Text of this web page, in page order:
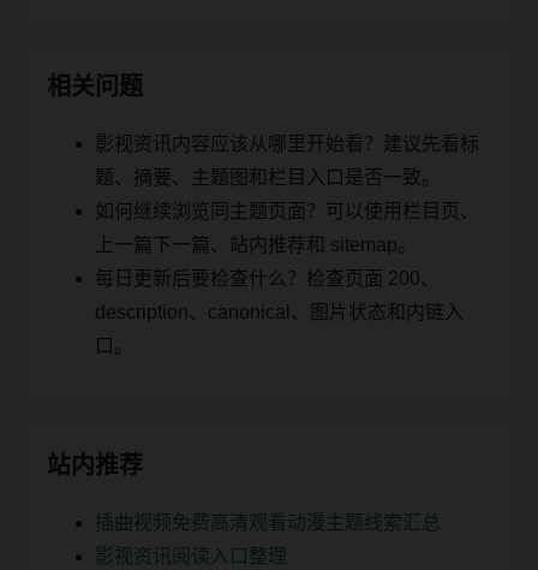
相关问题
影视资讯内容应该从哪里开始看？建议先看标
题、摘要、主题图和栏目入口是否一致。
如何继续浏览同主题页面？可以使用栏目页、
上一篇下一篇、站内推荐和 sitemap。
每日更新后要检查什么？检查页面 200、
description、canonical、图片状态和内链入
口。
站内推荐
插曲视频免费高清观看动漫主题线索汇总
影视资讯阅读入口整理